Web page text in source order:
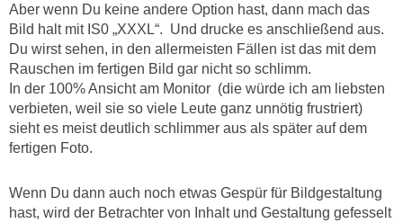
Aber wenn Du keine andere Option hast, dann mach das
Bild halt mit IS0 „XXXL“. Und drucke es anschließend aus.
Du wirst sehen, in den allermeisten Fällen ist das mit dem
Rauschen im fertigen Bild gar nicht so schlimm.
In der 100% Ansicht am Monitor (die würde ich am liebsten
verbieten, weil sie so viele Leute ganz unnötig frustriert)
sieht es meist deutlich schlimmer aus als später auf dem
fertigen Foto.
Wenn Du dann auch noch etwas Gespür für Bildgestaltung
hast, wird der Betrachter von Inhalt und Gestaltung gefesselt